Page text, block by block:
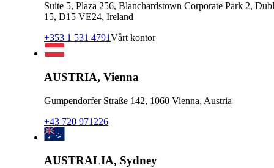
Suite 5, Plaza 256, Blanchardstown Corporate Park 2,
15, D15 VE24, Ireland
+353 1 531 4791Vårt kontor
AUSTRIA, Vienna
Gumpendorfer Straße 142, 1060 Vienna, Austria
+43 720 971226
AUSTRALIA, Sydney